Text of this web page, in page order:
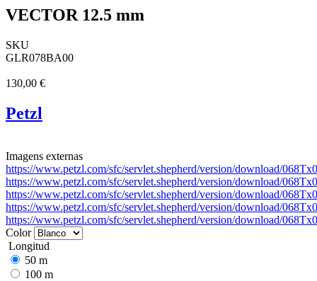
VECTOR 12.5 mm
SKU
GLR078BA00
130,00 €
Petzl
Imagens externas
https://www.petzl.com/sfc/servlet.shepherd/version/download/
https://www.petzl.com/sfc/servlet.shepherd/version/download/
https://www.petzl.com/sfc/servlet.shepherd/version/download/
https://www.petzl.com/sfc/servlet.shepherd/version/download/
https://www.petzl.com/sfc/servlet.shepherd/version/download/
Color
Longitud
50 m
100 m